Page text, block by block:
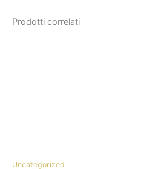
Prodotti correlati
Uncategorized